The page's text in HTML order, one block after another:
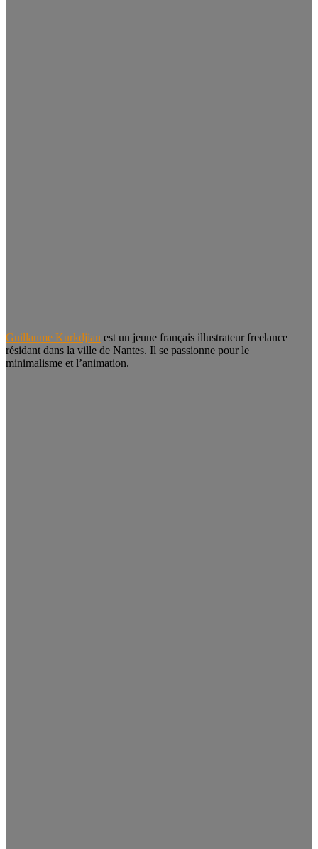
Guillaume Kurkdjian est un jeune français illustrateur freelance
résidant dans la ville de Nantes. Il se passionne pour le
minimalisme et l’animation.